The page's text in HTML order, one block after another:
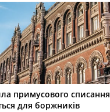
примусового списання
для боржників